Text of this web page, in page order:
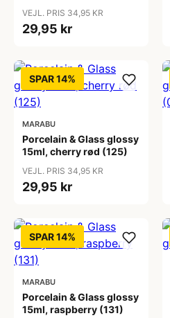
VEJL. PRIS 34,95 KR
29,95 kr
SPAR 14%
MARABU
Porcelain & Glass glossy
15ml, cherry rød (125)
VEJL. PRIS 34,95 KR
29,95 kr
SPAR 14%
MARABU
Porcelain & Glass glossy
15ml, raspberry (131)